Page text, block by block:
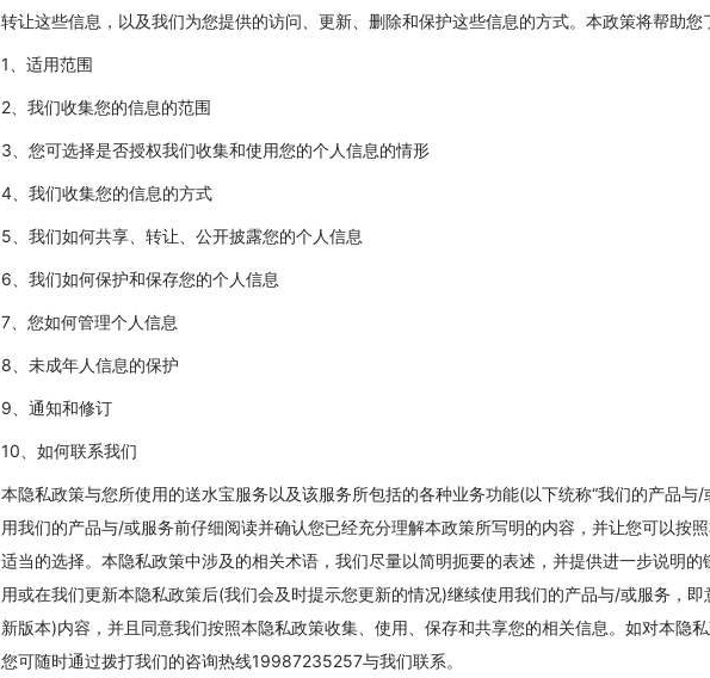
转让这些信息，以及我们为您提供的访问、更新、删除和保护这些信息的方式。本政策将帮助您
1、适用范围
2、我们收集您的信息的范围
3、您可选择是否授权我们收集和使用您的个人信息的情形
4、我们收集您的信息的方式
5、我们如何共享、转让、公开披露您的个人信息
6、我们如何保护和保存您的个人信息
7、您如何管理个人信息
8、未成年人信息的保护
9、通知和修订
10、如何联系我们
本隐私政策与您所使用的送水宝服务以及该服务所包括的各种业务功能(以下统称“我们的产品与
用我们的产品与/或服务前仔细阅读并确认您已经充分理解本政策所写明的内容，并让您可以按
适当的选择。本隐私政策中涉及的相关术语，我们尽量以简明扼要的表述，并提供进一步说明
用或在我们更新本隐私政策后(我们会及时提示您更新的情况)继续使用我们的产品与/或服务，
新版本)内容，并且同意我们按照本隐私政策收集、使用、保存和共享您的相关信息。如对本隐
您可随时通过拨打我们的咨询热线19987235257与我们联系。